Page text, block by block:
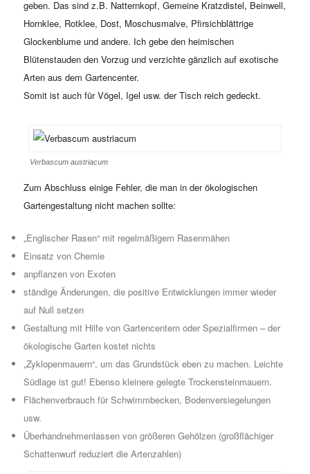
geben. Das sind z.B. Natternkopf, Gemeine Kratzdistel, Beinwell,
Hornklee, Rotklee, Dost, Moschusmalve, Pfirsichblättrige
Glockenblume und andere. Ich gebe den heimischen
Blütenstauden den Vorzug und verzichte gänzlich auf exotische
Arten aus dem Gartencenter.
Somit ist auch für Vögel, Igel usw. der Tisch reich gedeckt.
Verbascum austriacum
Zum Abschluss einige Fehler, die man in der ökologischen
Gartengestaltung nicht machen sollte:
„Englischer Rasen“ mit regelmäßigem Rasenmähen
Einsatz von Chemie
anpflanzen von Exoten
ständige Änderungen, die positive Entwicklungen immer wieder
auf Null setzen
Gestaltung mit Hilfe von Gartencentern oder Spezialfirmen – der
ökologische Garten kostet nichts
„Zyklopenmauern“, um das Grundstück eben zu machen. Leichte
Südlage ist gut! Ebenso kleinere gelegte Trockensteinmauern.
Flächenverbrauch für Schwimmbecken, Bodenversiegelungen
usw.
Überhandnehmenlassen von größeren Gehölzen (großflächiger
Schattenwurf reduziert die Artenzahlen)